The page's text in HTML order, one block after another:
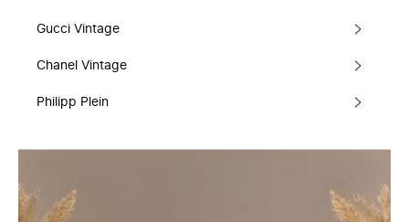
Gucci Vintage
Chanel Vintage
Philipp Plein